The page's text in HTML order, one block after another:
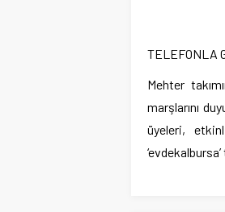
TELEFONLA
Mehter
marşlarını
üyeleri,
‘evdekalbursa’